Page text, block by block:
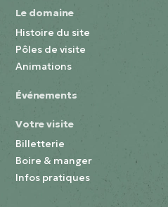
Le domaine
Histoire du site
Pôles de visite
Animations
Événements
Votre visite
Billetterie
Boire & manger
Infos pratiques